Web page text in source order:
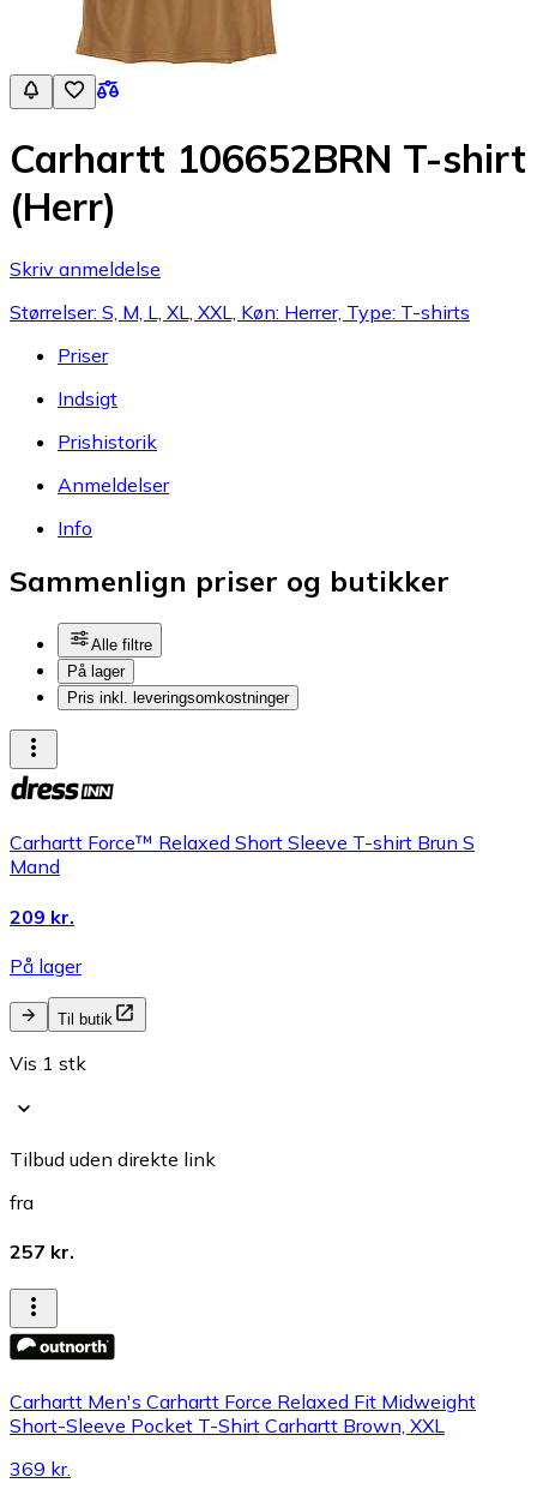
Carhartt 106652BRN T-shirt
(Herr)
Skriv anmeldelse
Størrelser: S, M, L, XL, XXL, Køn: Herrer, Type: T-shirts
Priser
Indsigt
Prishistorik
Anmeldelser
Info
Sammenlign priser og butikker
Alle filtre
På lager
Pris inkl. leveringsomkostninger
Carhartt Force™ Relaxed Short Sleeve T-shirt Brun S
Mand
209 kr.
På lager
Til butik
Vis 1 stk
Tilbud uden direkte link
fra
257 kr.
Carhartt Men's Carhartt Force Relaxed Fit Midweight
Short-Sleeve Pocket T-Shirt Carhartt Brown, XXL
369 kr.